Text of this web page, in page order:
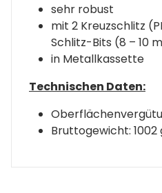
sehr robust
mit 2 Kreuzschlitz
Schlitz-Bits (8 – 10
in Metallkassette
Technischen Daten:
Bruttogewicht: 1002